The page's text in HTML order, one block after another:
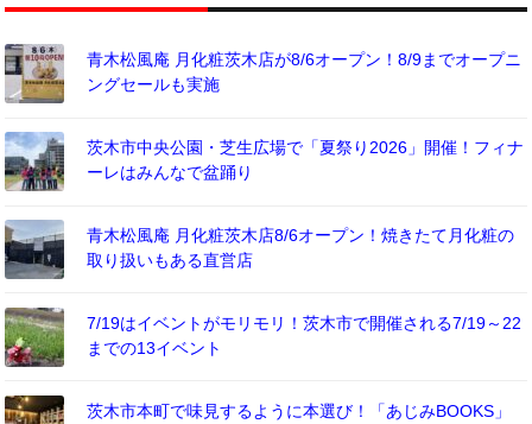
青木松風庵 月化粧茨木店が8/6オープン！8/9までオープニ
ングセールも実施
茨木市中央公園・芝生広場で「夏祭り2026」開催！フィナ
ーレはみんなで盆踊り
青木松風庵 月化粧茨木店8/6オープン！焼きたて月化粧の
取り扱いもある直営店
7/19はイベントがモリモリ！茨木市で開催される7/19～22
までの13イベント
茨木市本町で味見するように本選び！「あじみBOOKS」